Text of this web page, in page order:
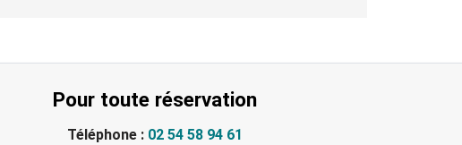
Pour toute réservation
Téléphone : 02 54 58 94 61